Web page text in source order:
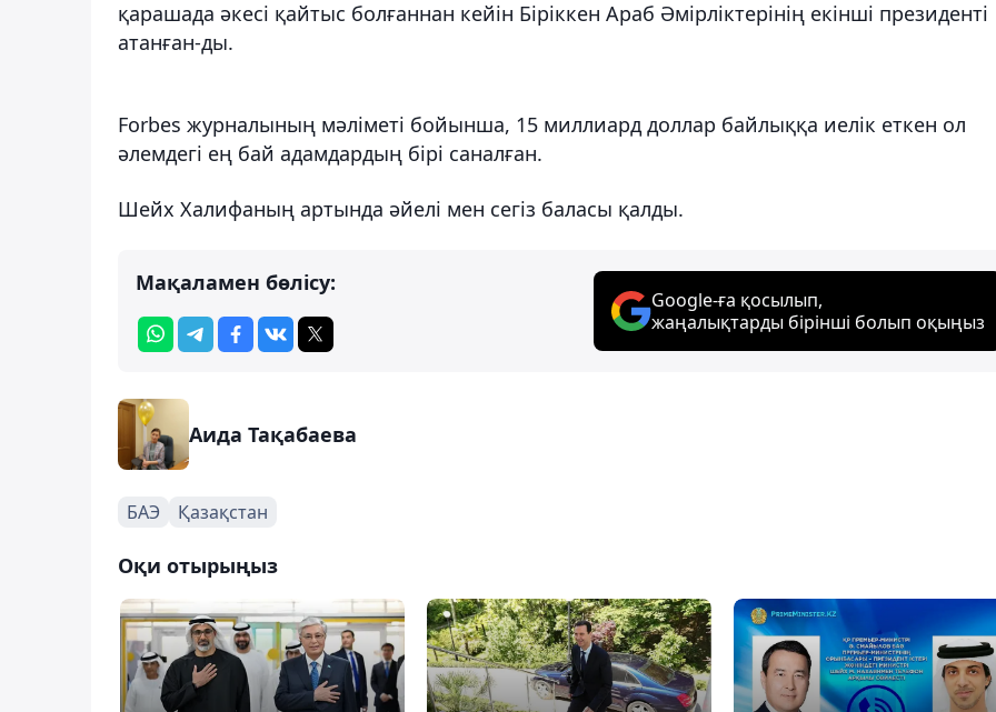
қарашада әкесі қайтыс болғаннан кейін Біріккен Араб Әмірліктерінің екінші президенті
атанған-ды.
Forbes журналының мәліметі бойынша, 15 миллиард доллар байлыққа иелік еткен ол
әлемдегі ең бай адамдардың бірі саналған.
Шейх Халифаның артында әйелі мен сегіз баласы қалды.
Мақаламен бөлісу:
Google-ға қосылып,
жаңалықтарды бірінші болып оқыңыз
Аида Тақабаева
БАЭ Қазақстан
Оқи отырыңыз